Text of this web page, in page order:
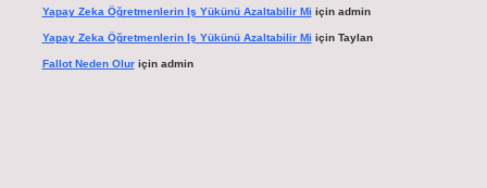
Yapay Zeka Öğretmenlerin Iş Yükünü Azaltabilir Mi için admin
Yapay Zeka Öğretmenlerin Iş Yükünü Azaltabilir Mi için Taylan
Fallot Neden Oluriçin admin